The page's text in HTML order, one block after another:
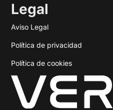
Legal
Aviso Legal
Política de privacidad
Política de cookies